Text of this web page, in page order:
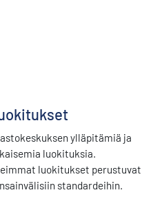
ylläpitämiä ja
luokituksia.
luokitukset perustuvat
standardeihin.